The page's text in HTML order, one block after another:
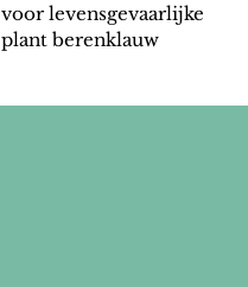
voor levensgevaarlijke
plant berenklauw